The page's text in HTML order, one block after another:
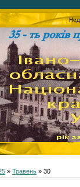
» Травень » 30